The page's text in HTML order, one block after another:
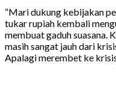
“Mari dukung kebijakan
tukar rupiah kembali
membuat gaduh suasana.
masih sangat jauh dari
Apalagi merembet ke